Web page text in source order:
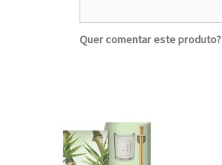
Quer comentar este produto?